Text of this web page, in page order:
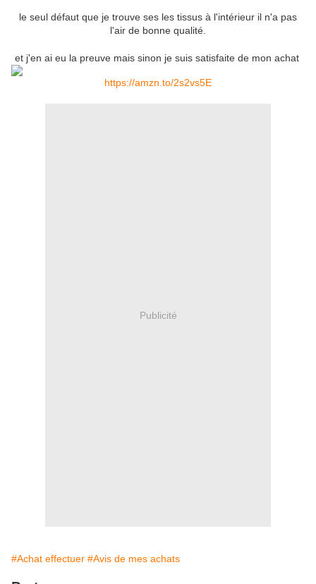
le seul défaut que je trouve ses les tissus à l'intérieur il n'a pas
l'air de bonne qualité.
et j'en ai eu la preuve mais sinon je suis satisfaite de mon achat
https://amzn.to/2s2vs5E
Publicité
#Achat effectuer #Avis de mes achats